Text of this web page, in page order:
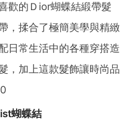
歡的Ｄior蝴蝶結緞帶髮
，揉合了極簡美學與精緻
日常生活中的各種穿搭造
，加上這款髮飾讓時尚品
蝴蝶結